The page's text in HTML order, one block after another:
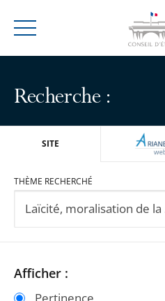
Menu
Recherche :
SITE
THÈME RECHERCHÉ
Passer
les
Passer
les
Afficher :